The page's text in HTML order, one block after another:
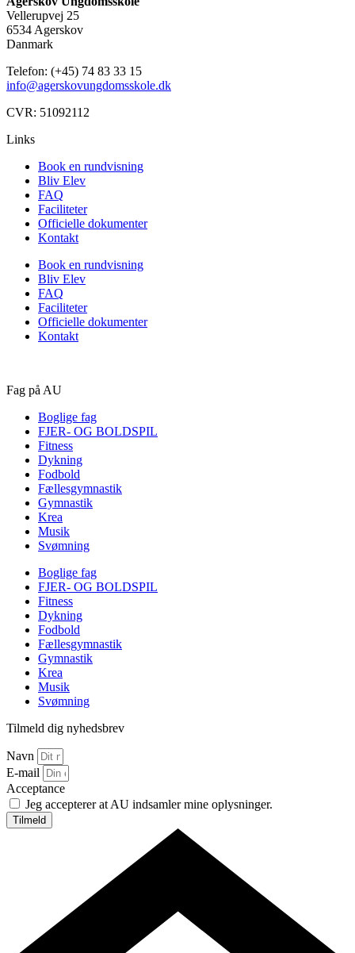
Vellerupvej 25
6534 Agerskov
Danmark
Telefon: (+45) 74 83 33 15
info@agerskovungdomsskole.dk
CVR: 51092112
Links
Book en rundvisning
Bliv Elev
FAQ
Faciliteter
Officielle dokumenter
Kontakt
Book en rundvisning
Bliv Elev
FAQ
Faciliteter
Officielle dokumenter
Kontakt
Fag på AU
Boglige fag
FJER- OG BOLDSPIL
Fitness
Dykning
Fodbold
Fællesgymnastik
Gymnastik
Krea
Musik
Svømning
Boglige fag
FJER- OG BOLDSPIL
Fitness
Dykning
Fodbold
Fællesgymnastik
Gymnastik
Krea
Musik
Svømning
Tilmeld dig nyhedsbrev
Navn
E-mail
Acceptance
Jeg accepterer at AU indsamler mine oplysninger.
Tilmeld